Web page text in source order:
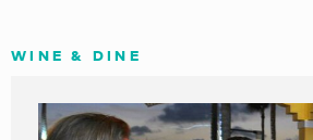
WINE & DINE